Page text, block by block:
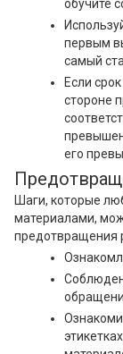
обучите
первым
самый
Если
стороне
превышен
его
Шаги, которые
материалами,
предотвращения